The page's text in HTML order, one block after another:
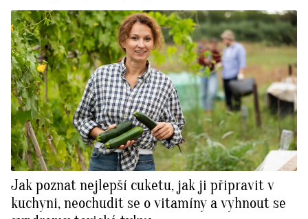
Jak poznat nejlepší cuketu, jak ji připravit v
kuchyni, neochudit se o vitamíny a vyhnout se